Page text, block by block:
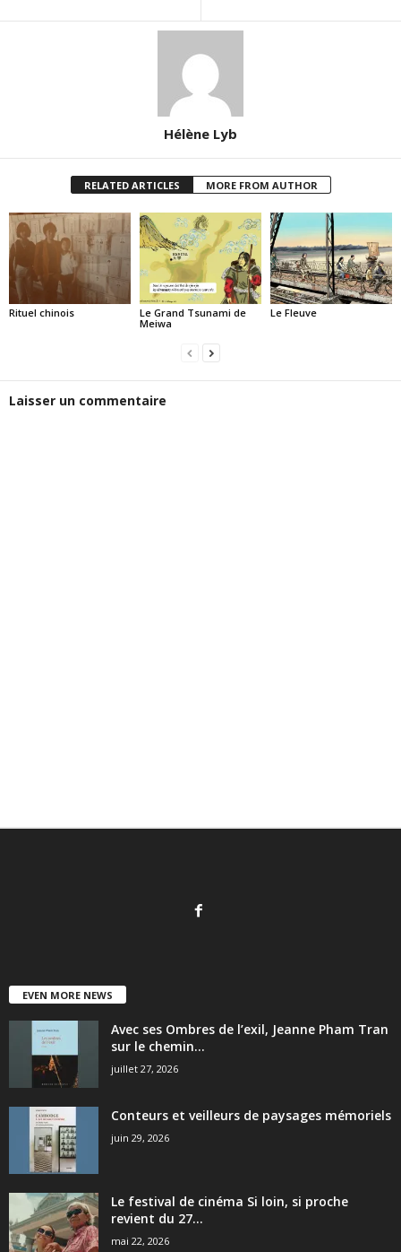
Hélène Lyb
RELATED ARTICLES MORE FROM AUTHOR
Rituel chinois
Le Grand Tsunami de
Meiwa
Le Fleuve
Laisser un commentaire
EVEN MORE NEWS
Avec ses Ombres de l’exil, Jeanne Pham Tran
sur le chemin...
juillet 27, 2026
Conteurs et veilleurs de paysages mémoriels
juin 29, 2026
Le festival de cinéma Si loin, si proche
revient du 27...
mai 22, 2026